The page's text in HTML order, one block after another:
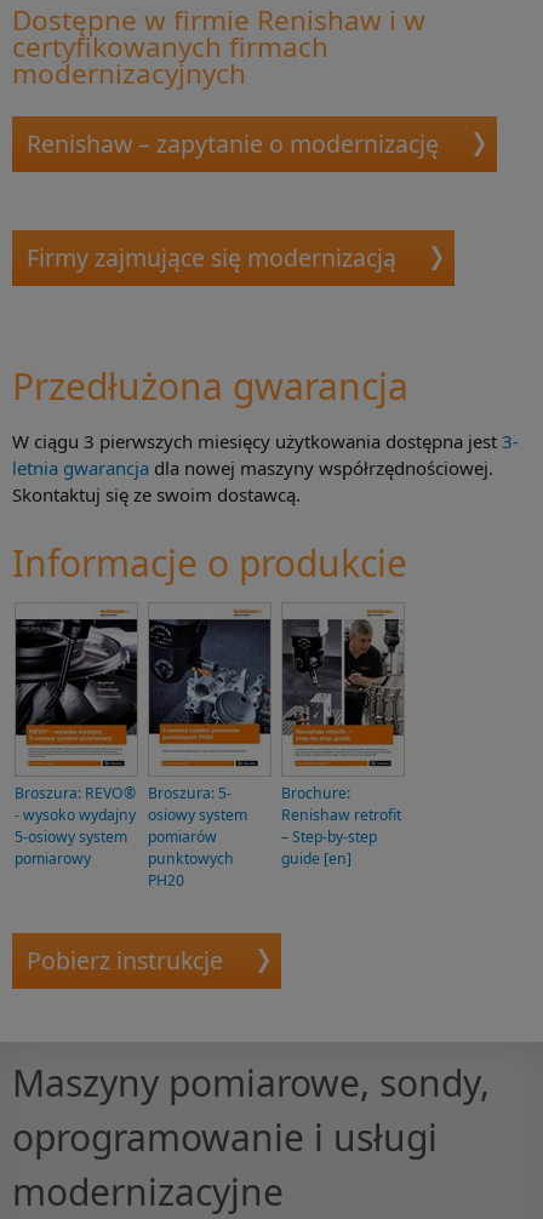
Dostępne w firmie Renishaw i w
certyfikowanych firmach
modernizacyjnych
Renishaw – zapytanie o modernizację
Firmy zajmujące się modernizacją
Przedłużona gwarancja
W ciągu 3 pierwszych miesięcy użytkowania dostępna jest 3-
letnia gwarancja dla nowej maszyny współrzędnościowej.
Skontaktuj się ze swoim dostawcą.
Informacje o produkcie
Broszura: REVO®
- wysoko wydajny
5-osiowy system
pomiarowy
Broszura: 5-
osiowy system
pomiarów
punktowych
PH20
Brochure:
Renishaw retrofit
– Step-by-step
guide [en]
Pobierz instrukcje
Maszyny pomiarowe, sondy,
oprogramowanie i usługi
modernizacyjne